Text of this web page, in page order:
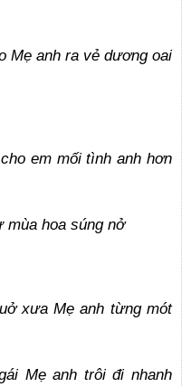
Mẹ anh ra vẻ dương oai
em mối tình anh hơn
mùa hoa súng nở
xưa Mẹ anh từng mót
Mẹ anh trôi đi nhanh